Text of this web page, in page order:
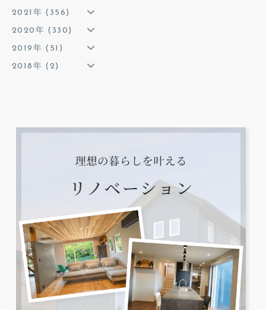
2021年 (356)
2020年 (330)
2019年 (51)
2018年 (2)